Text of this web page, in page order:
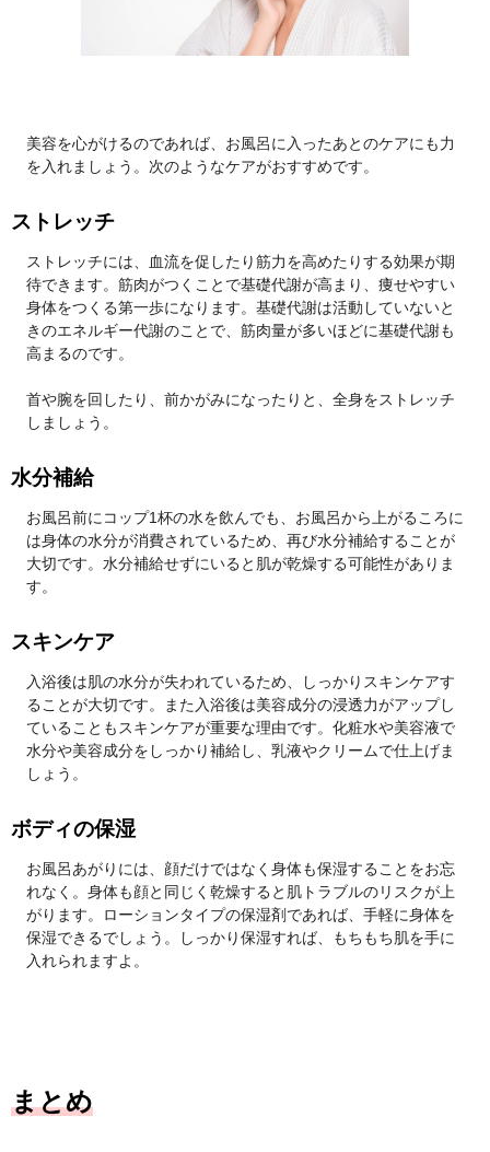
美容を心がけるのであれば、お風呂に入ったあとのケアにも力
を入れましょう。次のようなケアがおすすめです。
ストレッチ
ストレッチには、血流を促したり筋力を高めたりする効果が期
待できます。筋肉がつくことで基礎代謝が高まり、痩せやすい
身体をつくる第一歩になります。基礎代謝は活動していないと
きのエネルギー代謝のことで、筋肉量が多いほどに基礎代謝も
高まるのです。
首や腕を回したり、前かがみになったりと、全身をストレッチ
しましょう。
水分補給
お風呂前にコップ1杯の水を飲んでも、お風呂から上がるころに
は身体の水分が消費されているため、再び水分補給することが
大切です。水分補給せずにいると肌が乾燥する可能性がありま
す。
スキンケア
入浴後は肌の水分が失われているため、しっかりスキンケアす
ることが大切です。また入浴後は美容成分の浸透力がアップし
ていることもスキンケアが重要な理由です。化粧水や美容液で
水分や美容成分をしっかり補給し、乳液やクリームで仕上げま
しょう。
ボディの保湿
お風呂あがりには、顔だけではなく身体も保湿することをお忘
れなく。身体も顔と同じく乾燥すると肌トラブルのリスクが上
がります。ローションタイプの保湿剤であれば、手軽に身体を
保湿できるでしょう。しっかり保湿すれば、もちもち肌を手に
入れられますよ。
まとめ